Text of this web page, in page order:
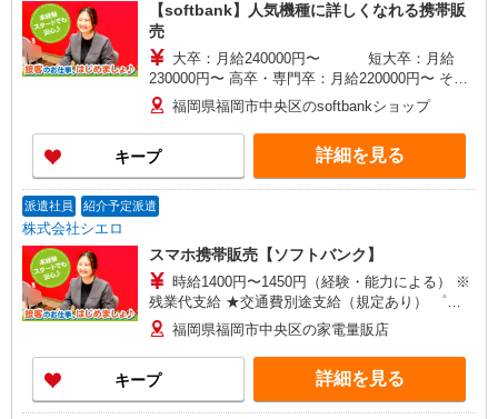
【softbank】人気機種に詳しくなれる携帯販
売
大卒：月給240000円〜 短大卒：月給
230000円〜 高卒・専門卒：月給220000円〜 その
他・交通費当社規定・達成手当・役職手当・アド
バイザー手当・その他手当有・賞与年2回 ※残業
代支給 ゜+゜・。○。・゜+゜・。○。・゜+゜ 入
社祝い金10万円支給(規定有) お友達を紹介頂くと,
インセンティブ支給(規定有) ゜・。○。・゜
+゜・。○。・゜+゜
福岡県福岡市中央区のsoftbankショップ
キープ 詳細を見る
派遣社員 紹介予定派遣
株式会社シエロ
スマホ携帯販売【ソフトバンク】
時給1400円〜1450円（経験・能力による） ※
残業代支給 ★交通費別途支給（規定あり） ゜
+゜・。○。・゜+゜・。○。・゜+゜ 入社祝い金10
万円支給(規定有) お友達を紹介頂くと, インセンテ
ィブ支給(規定有) ★月2回払い・週払い可能（規程
有）★ ゜・。○。・゜+゜・。○。・゜+゜
福岡県福岡市中央区の家電量販店
キープ 詳細を見る